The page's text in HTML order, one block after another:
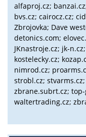
alfaproj.cz;
bvs.cz; cairocz.cz;
Zbrojovka; Dave
detonics.com;
JKnastroje.cz; jk-
kostelecky.cz;
nimrod.cz;
strobl.cz;
zbrane.subrt.cz;
waltertrading.cz;